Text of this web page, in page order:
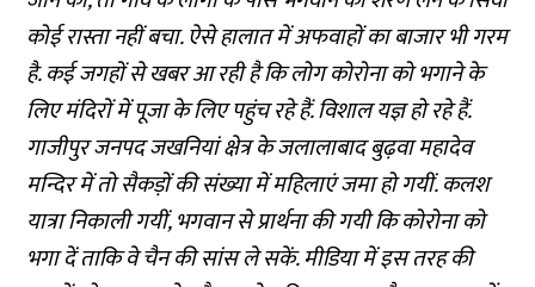
कोई रास्ता नहीं बचा. ऐसे हालात में अफवाहों का बाजार भी गरम
है. कई जगहों से खबर आ रही है कि लोग कोरोना को भगाने के
लिए मंदिरों में पूजा के लिए पहुंच रहे हैं. विशाल यज्ञ हो रहे हैं.
गाजीपुर जनपद जखनियां क्षेत्र के जलालाबाद बुढ़वा महादेव
मन्दिर में तो सैकड़ों की संख्या में महिलाएं जमा हो गयीं. कलश
यात्रा निकाली गयीं, भगवान से प्रार्थना की गयी कि कोरोना को
भगा दें ताकि वे चैन की सांस ले सकें. मीडिया में इस तरह की